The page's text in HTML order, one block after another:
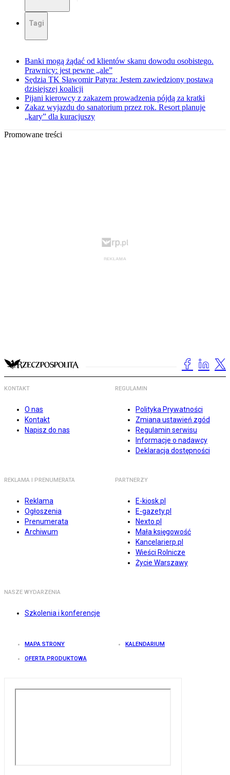
Tagi
Banki mogą żądać od klientów skanu dowodu osobistego.
Prawnicy: jest pewne „ale”
Sędzia TK Sławomir Patyra: Jestem zawiedziony postawą
dzisiejszej koalicji
Pijani kierowcy z zakazem prowadzenia pójdą za kratki
Zakaz wyjazdu do sanatorium przez rok. Resort planuje
„kary” dla kuracjuszy
Promowane treści
KONTAKT
O nas
Kontakt
Napisz do nas
REGULAMIN
Polityka Prywatności
Zmiana ustawień zgód
Regulamin serwisu
Informacje o nadawcy
Deklaracja dostępności
REKLAMA I PRENUMERATA
Reklama
Ogłoszenia
Prenumerata
Archiwum
PARTNERZY
E-kiosk.pl
E-gazety.pl
Nexto.pl
Mała księgowość
Kancelarierp.pl
Wieści Rolnicze
Życie Warszawy
NASZE WYDARZENIA
Szkolenia i konferencje
MAPA STRONY KALENDARIUM
OFERTA PRODUKTOWA